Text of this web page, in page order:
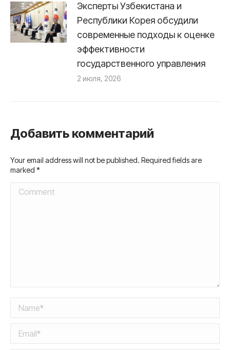
Эксперты Узбекистана и
Республики Корея обсудили
современные подходы к оценке
эффективности
государственного управления
2 июля, 2026
Добавить комментарий
Your email address will not be published. Required fields are
marked *
Comment
Name *
Email *